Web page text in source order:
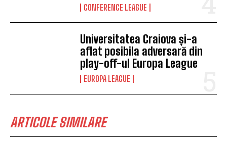
CONFERENCE LEAGUE
Universitatea Craiova și-a
aflat posibila adversară din
play-off-ul Europa League
EUROPA LEAGUE
ARTICOLE SIMILARE